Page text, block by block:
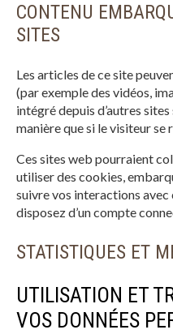
CONTENU
SITES
Les articles de ce site
(par exemple des vidéos,
intégré depuis d’autres
manière que si le visiteur se
Ces sites web pourraient
utiliser des cookies,
suivre vos interactions avec
disposez d’un compte
STATISTIQUES ET
UTILISATION ET
VOS DONNÉES